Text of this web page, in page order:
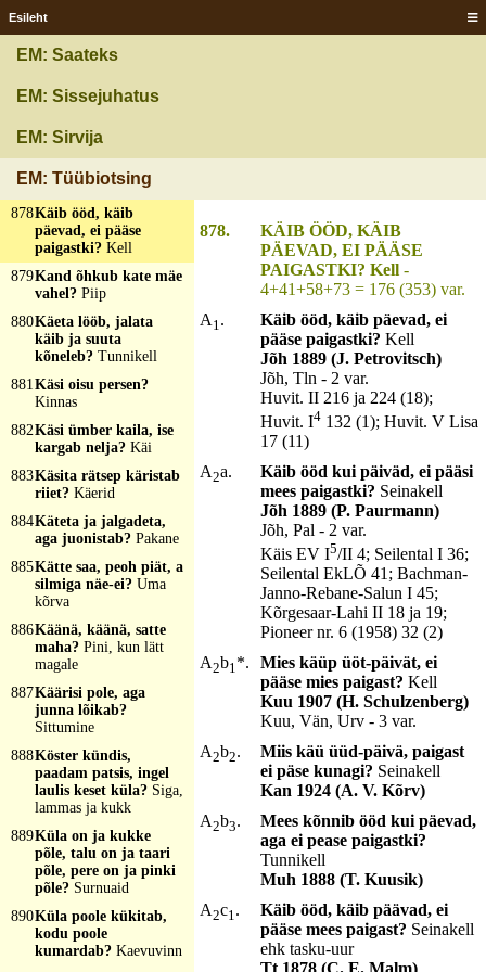
Esileht
EM: Saateks
EM: Sissejuhatus
EM: Sirvija
EM: Tüübiotsing
875Kägo kuuk pühäh
läbi, aga seisab ühe
koha peal?Maantee
877Käib sööma juures,
käib jooma juures, ise
ei söö ega joo?
Lehmakell
878Käib ööd, käib
päevad, ei pääse
paigastki? Kell
879Kand õhkub kate mäe
vahel? Piip
880Käeta lööb, jalata
käib ja suuta
kõneleb? Tunnikell
881Käsi oisu persen?
Kinnas
882Käsi ümber kaila, ise
kargab nelja? Käi
883Käsita rätsep käristab
riiet? Käerid
884Käteta ja jalgadeta,
aga juonistab? Pakane
885Kätte saa, peoh piät, a
silmiga näe-ei? Uma
kõrva
886Käänä, käänä, satte
maha? Pini, kun lätt
magale
887Käärisi pole, aga
junna lõikab?
Sittumine
888Köster kündis,
paadam patsis, ingel
laulis keset küla? Siga,
lammas ja kukk
889Küla on ja kukke
põle, talu on ja taari
põle, pere on ja pinki
põle? Surnuaid
890Küla poole kükitab,
kodu poole
kumardab? Kaevuvinn
878.
KÄIB ÖÖD, KÄIB
PÄEVAD, EI PÄÄSE
PAIGASTKI? Kell -
4+41+58+73 = 176 (353) var.
A 1.
Käib ööd, käib päevad, ei
pääse paigastki?Kell
Jõh 1889 (J. Petrovitsch)
Jõh, Tln - 2 var.
Huvit. II 216 ja 224 (18);
Huvit. I4 132 (1); Huvit. V Lisa
17 (11)
A2a.
Käib ööd kui päiväd, ei pääsi
mees paigastki? Seinakell
Jõh 1889 (P. Paurmann)
Jõh, Pal - 2 var.
Käis EV I5/II 4; Seilental I 36;
Seilental EkLÕ 41; Bachman-
Janno-Rebane-Salun I 45;
Kõrgesaar-Lahi II 18 ja 19;
Pioneer nr. 6 (1958) 32 (2)
A2b1*.
Mies käüp üöt-päivät, ei
pääse mies paigast?Kell
Kuu 1907 (H. Schulzenberg)
Kuu, Vän, Urv - 3 var.
A2b2.
Miis käü üüd-päivä, paigast
ei päse kunagi? Seinakell
Kan 1924 (A. V. Kõrv)
A2b3.
Mees kõnnib ööd kui päevad,
aga ei pease paigastki?
Tunnikell
Muh 1888 (T. Kuusik)
A2c1.
Käib ööd, käib päävad, ei
pääse mees paigast? Seinakell
ehk tasku-uur
Tt 1878 (C. E. Malm)